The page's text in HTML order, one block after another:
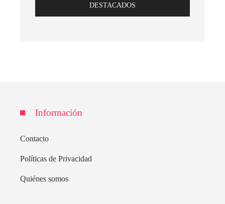
DESTACADOS
Información
Contacto
Políticas de Privacidad
Quiénes somos